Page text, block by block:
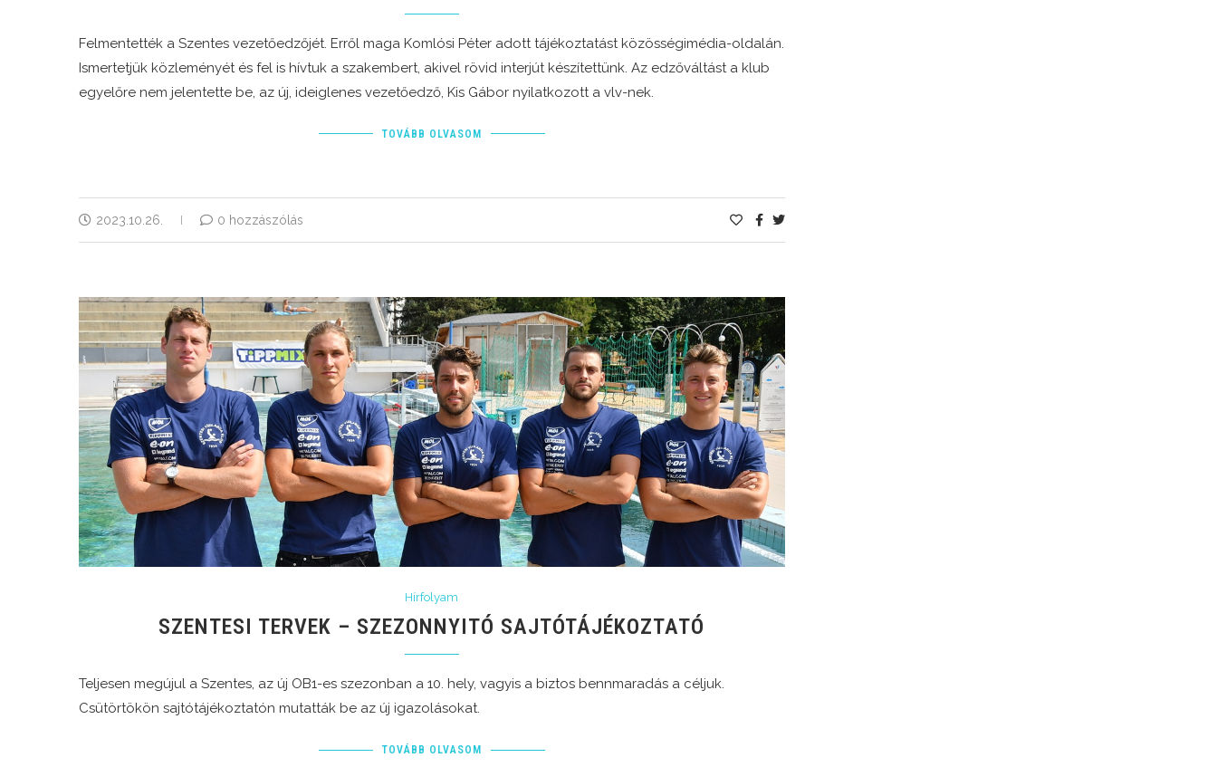
Felmentették a Szentes vezetőedzőjét. Erről maga Komlósi Péter adott tájékoztatást közösségimédia-oldalán.
Ismertetjük közleményét és fel is hívtuk a szakembert, akivel rövid interjút készítettünk. Az edzőváltást a klub
egyelőre nem jelentette be, az új, ideiglenes vezetőedző, Kis Gábor nyilatkozott a vlv-nek.
TOVÁBB OLVASOM
2023.10.26. 0 hozzászólás
Hírfolyam
SZENTESI TERVEK – SZEZONNYITÓ SAJTÓTÁJÉKOZTATÓ
Teljesen megújul a Szentes, az új OB1-es szezonban a 10. hely, vagyis a biztos bennmaradás a céljuk.
Csütörtökön sajtótájékoztatón mutatták be az új igazolásokat.
TOVÁBB OLVASOM